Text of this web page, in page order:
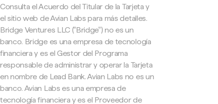
Consulta el Acuerdo del Titular de la Tarjeta y
el sitio web de Avian Labs para más detalles.
Bridge Ventures LLC ("Bridge") no es un
banco. Bridge es una empresa de tecnología
financiera y es el Gestor del Programa
responsable de administrar y operar la Tarjeta
en nombre de Lead Bank. Avian Labs no es un
banco. Avian Labs es una empresa de
tecnología financiera y es el Proveedor de